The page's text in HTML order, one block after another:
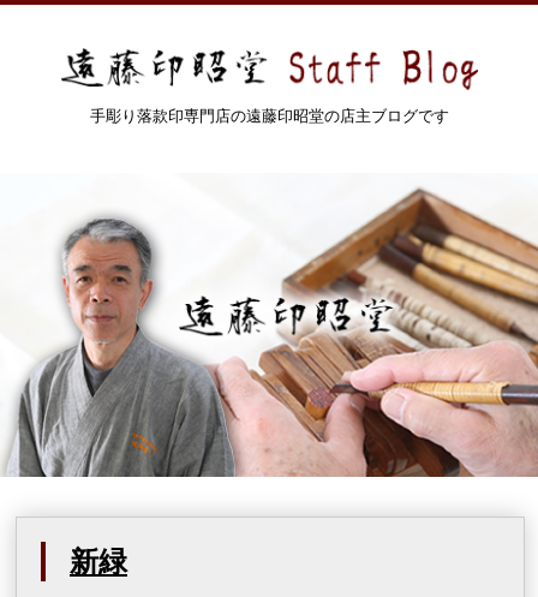
手彫り落款印専門店の遠藤印昭堂の店主ブログです
新緑